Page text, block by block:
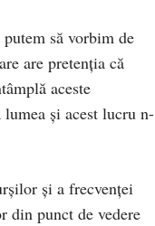
să vorbim de
are pretenția că
aceste
și acest lucru n-
și a frecvenței
din punct de vedere